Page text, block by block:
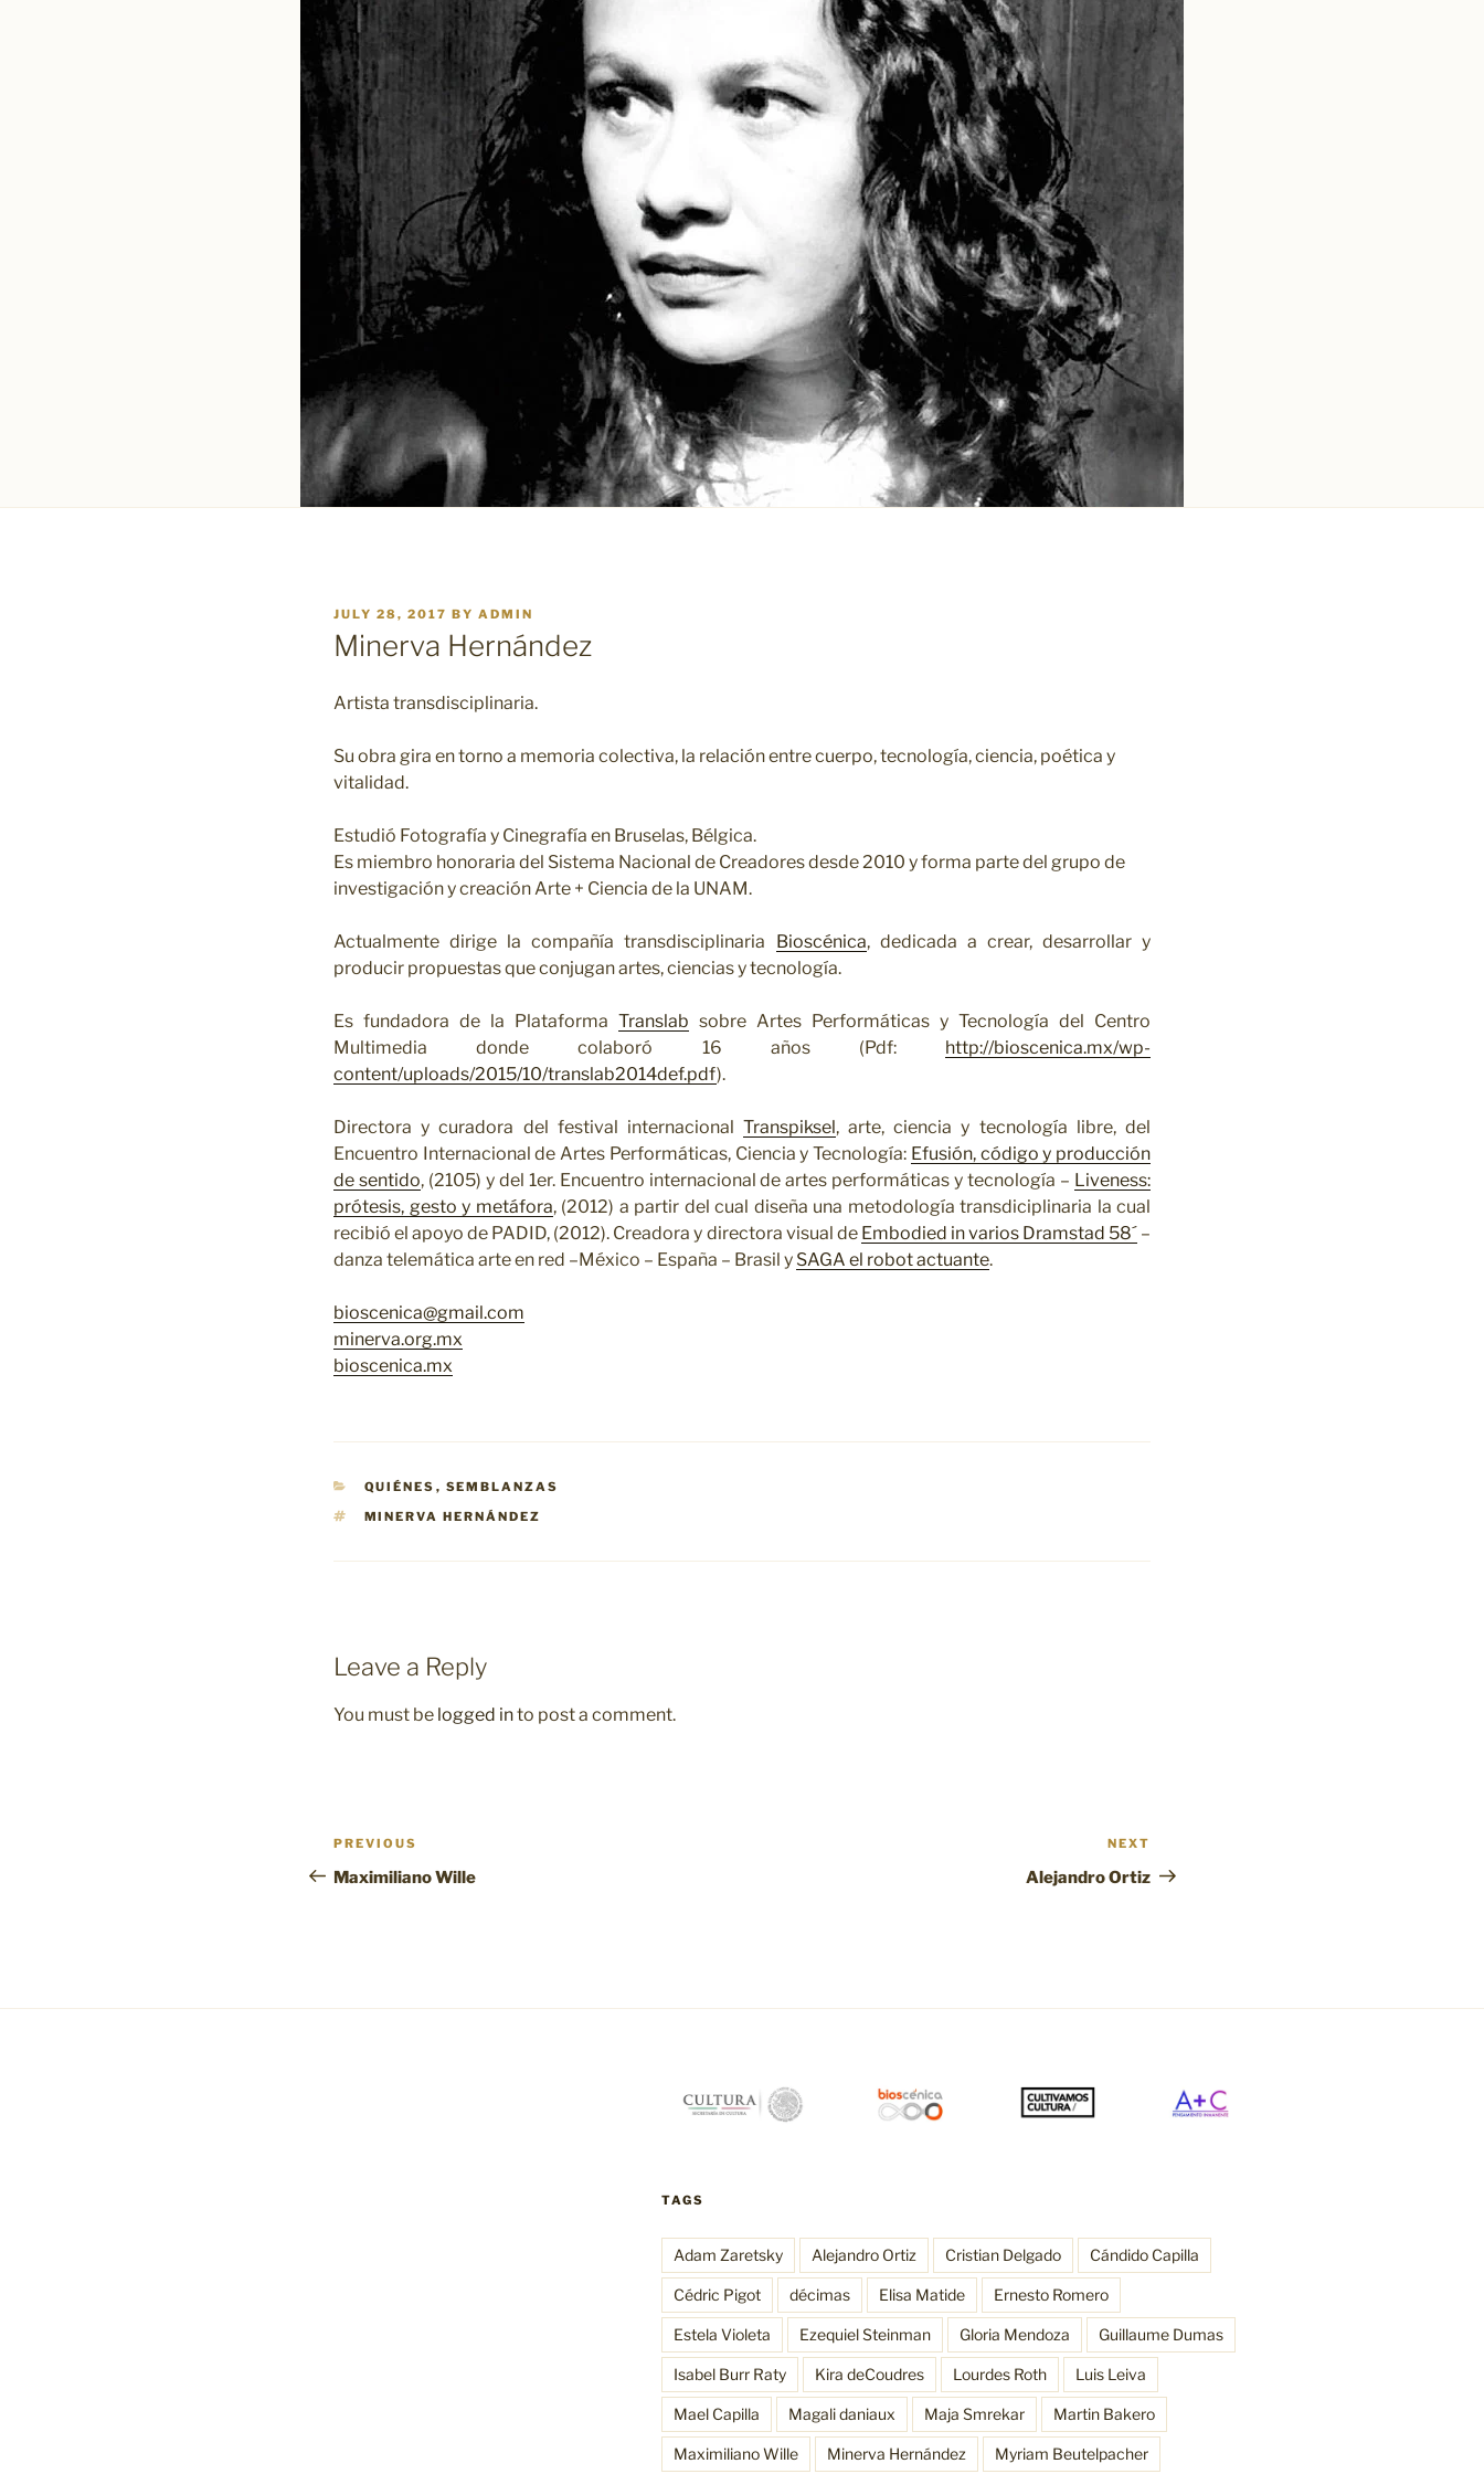
POSTED
ON
JULY 28, 2017 BY ADMIN
Minerva Hernández
Artista transdisciplinaria.
Su obra gira en torno a memoria colectiva, la relación entre cuerpo, tecnología, ciencia, poética y
vitalidad.
Estudió Fotografía y Cinegrafía en Bruselas, Bélgica.
Es miembro honoraria del Sistema Nacional de Creadores desde 2010 y forma parte del grupo de
investigación y creación Arte + Ciencia de la UNAM.
Actualmente dirige la compañía transdisciplinaria Bioscénica, dedicada a crear, desarrollar y
producir propuestas que conjugan artes, ciencias y tecnología.
Es fundadora de la Plataforma Translab sobre Artes Performáticas y Tecnología del Centro
Multimedia donde colaboró 16 años (Pdf: http://bioscenica.mx/wp-
content/uploads/2015/10/translab2014def.pdf).
Directora y curadora del festival internacional Transpiksel, arte, ciencia y tecnología libre, del
Encuentro Internacional de Artes Performáticas, Ciencia y Tecnología: Efusión, código y producción
de sentido, (2105) y del 1er. Encuentro internacional de artes performáticas y tecnología – Liveness:
prótesis, gesto y metáfora, (2012) a partir del cual diseña una metodología transdiciplinaria la cual
recibió el apoyo de PADID, (2012). Creadora y directora visual de Embodied in varios Dramstad 58´–
danza telemática arte en red –México – España – Brasil y SAGA el robot actuante.
bioscenica@gmail.com
minerva.org.mx
bioscenica.mx
CATEGORIES
QUIÉNES , SEMBLANZAS
TAGS
MINERVA HERNÁNDEZ
Leave a Reply
You must be logged into post a comment.
Post
navigation
Previous
Post
PREVIOUS
Maximiliano Wille
Post
NEXT
Alejandro Ortiz
TAGS
Adam Zaretsky Alejandro Ortiz Cristian Delgado Cándido Capilla
Cédric Pigot décimas Elisa Matide Ernesto Romero
Estela Violeta Ezequiel Steinman Gloria Mendoza Guillaume Dumas
Isabel Burr Raty Kira deCoudres Lourdes Roth Luis Leiva
Mael Capilla Magali daniaux Maja Smrekar Martin Bakero
Maximiliano Wille Minerva Hernández Myriam Beutelpacher